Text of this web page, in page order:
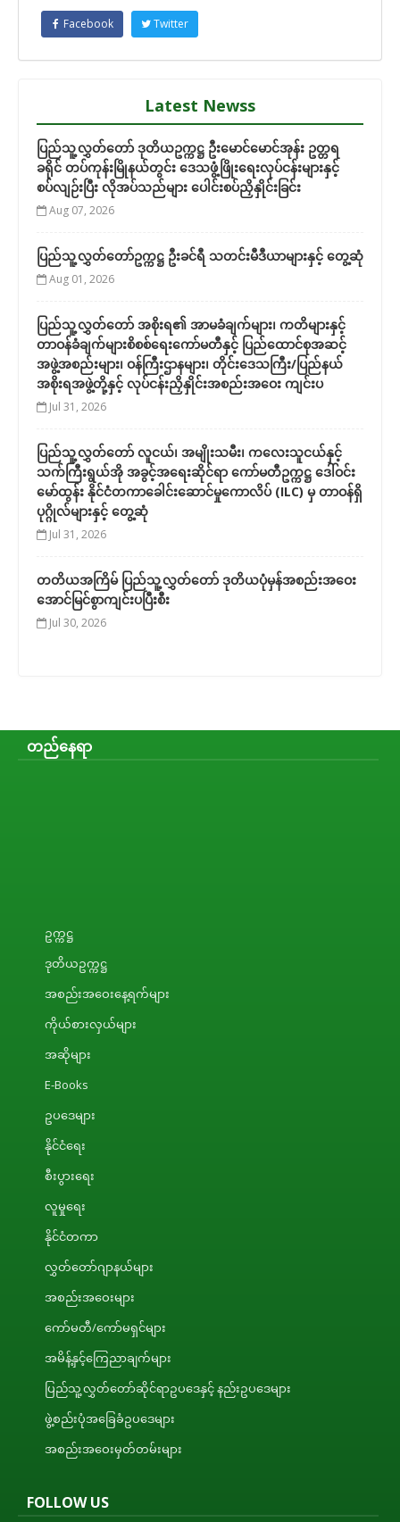
Facebook Twitter
Latest Newss
ပြည်သူ့လွှတ်တော် ဒုတိယဥက္ကဋ္ဌ ဦးမောင်မောင်အုန်း ဥတ္တရ
ခရိုင် တပ်ကုန်းမြိုနယ်တွင်း ဒေသဖွံ့ဖြိုးရေးလုပ်ငန်းများနှင့်
စပ်လျဉ်းပြီး လိုအပ်သည်များ ပေါင်းစပ်ညှိနှိုင်းခြင်း
Aug 07, 2026
ပြည်သူ့လွှတ်တော်ဥက္ကဋ္ဌ ဦးခင်ရီ သတင်းမီဒီယာများနှင့် တွေ့ဆုံ
Aug 01, 2026
ပြည်သူ့လွှတ်တော် အစိုးရ၏ အာမခံချက်များ၊ ကတိများနှင့်
တာဝန်ခံချက်များစိစစ်ရေးကော်မတီနှင့် ပြည်ထောင်စုအဆင့်
အဖွဲ့အစည်းများ၊ ဝန်ကြီးဌာနများ၊ တိုင်းဒေသကြီး/ပြည်နယ်
အစိုးရအဖွဲ့တို့နှင့် လုပ်ငန်းညှိနှိုင်းအစည်းအဝေး ကျင်းပ
Jul 31, 2026
ပြည်သူ့လွှတ်တော် လူငယ်၊ အမျိုးသမီး၊ ကလေးသူငယ်နှင့်
သက်ကြီးရွယ်အို အခွင့်အရေးဆိုင်ရာ ကော်မတီဥက္ကဋ္ဌ ဒေါ်ဝင်း
မော်ထွန်း နိုင်ငံတကာခေါင်းဆောင်မှုကောလိပ် (ILC) မှ တာဝန်ရှိ
ပုဂ္ဂိုလ်များနှင့် တွေ့ဆုံ
Jul 31, 2026
တတိယအကြိမ် ပြည်သူ့လွှတ်တော် ဒုတိယပုံမှန်အစည်းအဝေး
အောင်မြင်စွာကျင်းပပြီးစီး
Jul 30, 2026
တည်နေရာ
ဥက္ကဋ္ဌ
ဒုတိယဥက္ကဋ္ဌ
အစည်းအဝေးနေ့ရက်များ
ကိုယ်စားလှယ်များ
အဆိုများ
E-Books
ဥပဒေများ
နိုင်ငံရေး
စီးပွားရေး
လူမှုရေး
နိုင်ငံတကာ
လွှတ်တော်ဂျာနယ်များ
အစည်းအဝေးများ
ကော်မတီ/ကော်မရှင်များ
အမိန့်နှင့်ကြေညာချက်များ
ပြည်သူ့လွှတ်တော်ဆိုင်ရာဥပဒေနှင့် နည်းဥပဒေများ
ဖွဲ့စည်းပုံအခြေခံဥပဒေများ
အစည်းအဝေးမှတ်တမ်းများ
FOLLOW US